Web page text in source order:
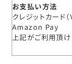
お支払い方法
クレジットカード
Amazon Pay
上記がご利用頂け